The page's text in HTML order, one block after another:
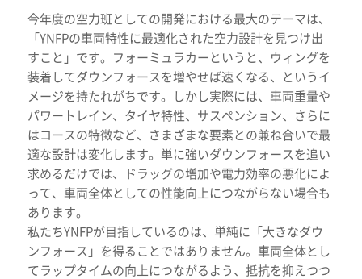
今年度の空力班としての開発における最大のテーマは、
「YNFPの車両特性に最適化された空力設計を見つけ出
すこと」です。フォーミュラカーというと、ウィングを
装着してダウンフォースを増やせば速くなる、というイ
メージを持たれがちです。しかし実際には、車両重量や
パワートレイン、タイヤ特性、サスペンション、さらに
はコースの特徴など、さまざまな要素との兼ね合いで最
適な設計は変化します。単に強いダウンフォースを追い
求めるだけでは、ドラッグの増加や電力効率の悪化によ
って、車両全体としての性能向上につながらない場合も
あります。
私たちYNFPが目指しているのは、単純に「大きなダウ
ンフォース」を得ることではありません。車両全体とし
てラップタイムの向上につながるよう、抵抗を抑えつつ